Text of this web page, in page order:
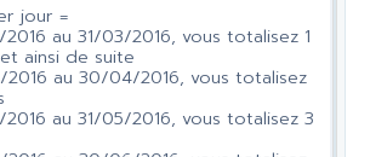
jour =
au 31/03/2016, vous totalisez 1
ainsi de suite
2016 au 30/04/2016, vous totalisez
au 31/05/2016, vous totalisez 3